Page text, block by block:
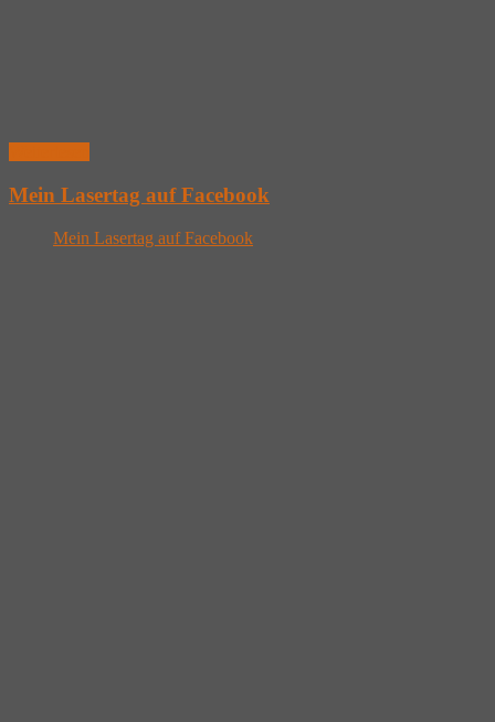
Mein Lasertag auf Facebook
Mein Lasertag auf Facebook